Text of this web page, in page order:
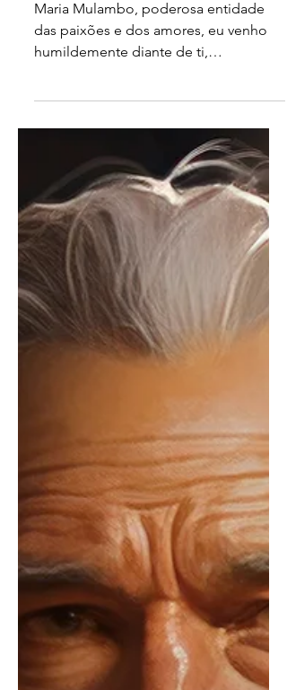
Oração da Pomba Gira
Maria Mulambo para ele
chorar de saudades
humildemente diante de ti,
implorando a tua ajuda e proteção.